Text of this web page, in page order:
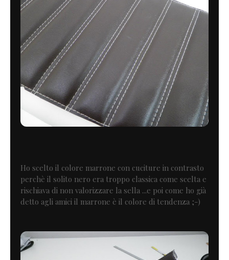
Ho scelto il colore marrone con cuciture in contrasto
perchè il solito nero era troppo classica come scelta e
rischiava di non valorizzare la sella ...e poi come ho già
detto agli amici il marrone è il colore di tendenza ;-)